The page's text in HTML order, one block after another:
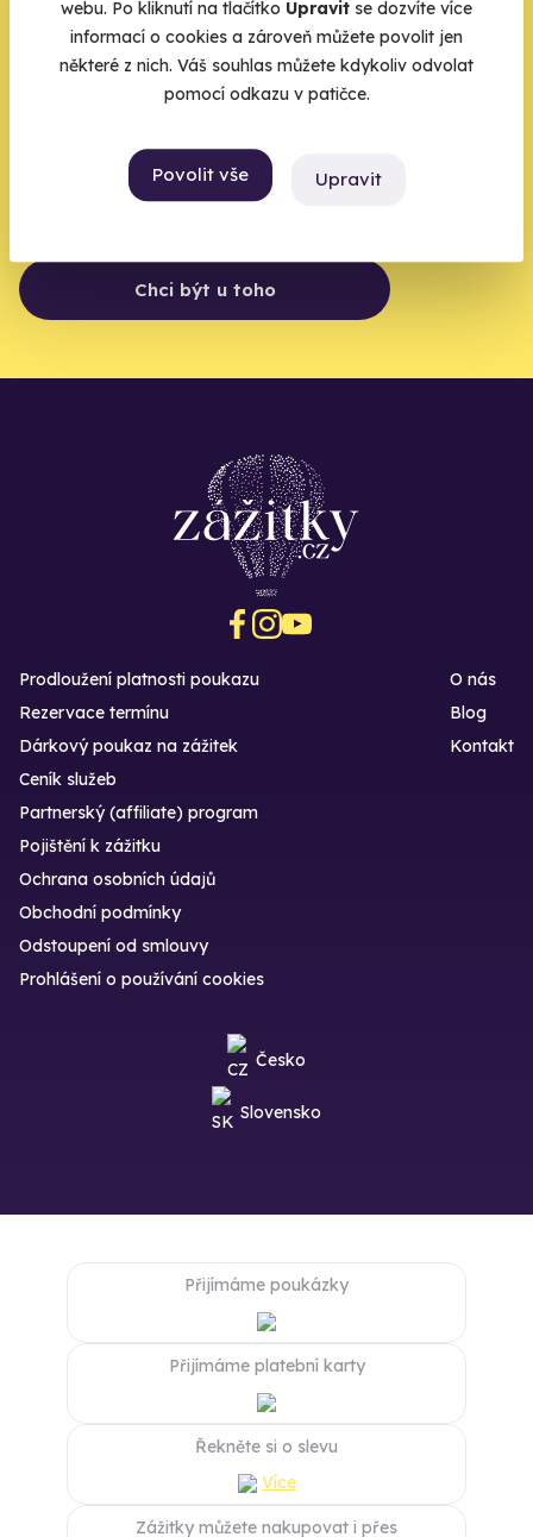
webu. Po kliknutí na tlačítko Upravit se dozvíte více
informací o cookies a zároveň můžete povolit jen
některé z nich. Váš souhlas můžete kdykoliv odvolat
pomocí odkazu v patičce.
Povolit vše Upravit
Zbývá jeden krok,
zbytek zařídíme my
Chci být u toho
Prodloužení platnosti poukazu
Rezervace termínu
Dárkový poukaz na zážitek
O nás
Blog
Kontakt
Ceník služeb
Partnerský (affiliate) program
Pojištění k zážitku
Ochrana osobních údajů
Obchodní podmínky
Odstoupení od smlouvy
Prohlášení o používání cookies
Česko
Slovensko
Přijímáme poukázky
Přijímáme platební karty
Řekněte si o slevu
Více
Zážitky můžete nakupovat i přes